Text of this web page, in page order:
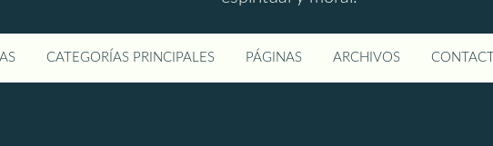
CATEGORÍAS PRINCIPALES PÁGINAS ARCHIVOS